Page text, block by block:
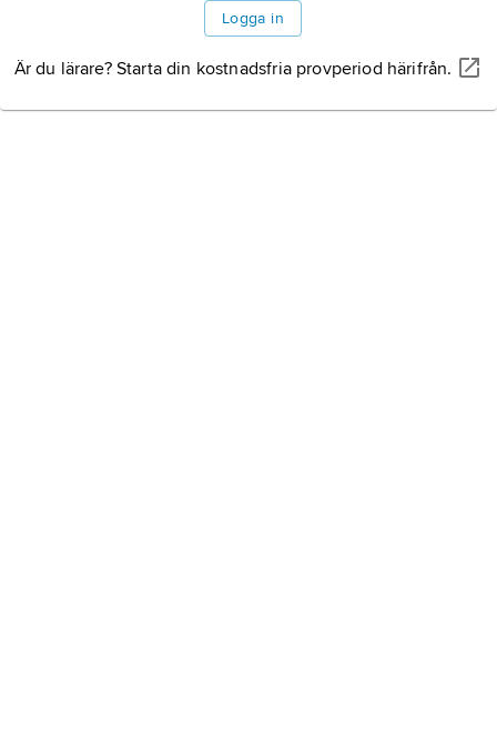
Logga in
Är du lärare? Starta din kostnadsfria provperiod härifrån.